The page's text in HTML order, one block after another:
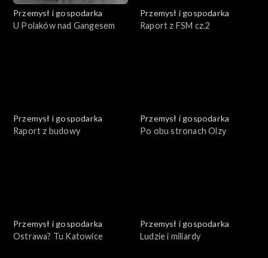
Przemysł i gospodarka
U Polaków nad Gangesem
Przemysł i gospodarka
Raport z FSM cz.2
Przemysł i gospodarka
Raport z budowy
Przemysł i gospodarka
Po obu stronach Olzy
Przemysł i gospodarka
Ostrawa? Tu Katowice
Przemysł i gospodarka
Ludzie i miliardy